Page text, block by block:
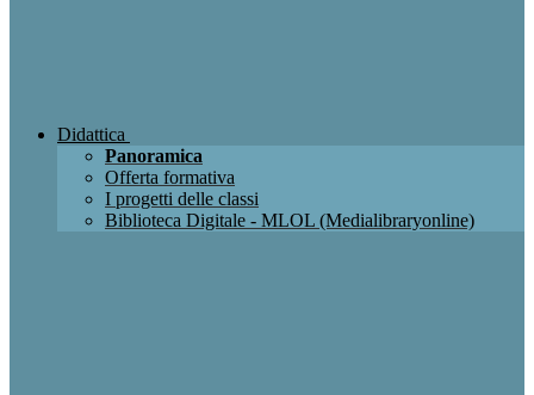
Didattica
Panoramica
Offerta formativa
I progetti delle classi
Biblioteca Digitale - MLOL (Medialibraryonline)